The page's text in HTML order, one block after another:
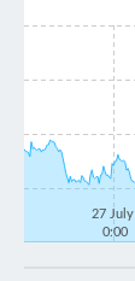
27 July
0:00